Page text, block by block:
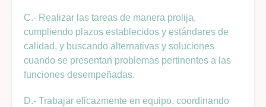
C.- Realizar las tareas de manera prolija,
cumpliendo plazos establecidos y estándares de
calidad, y buscando alternativas y soluciones
cuando se presentan problemas pertinentes a las
funciones desempeñadas.
D.- Trabajar eficazmente en equipo, coordinando